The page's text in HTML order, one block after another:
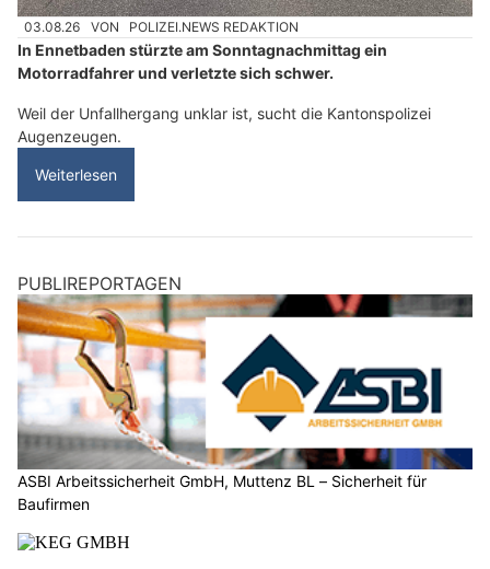
03.08.26 VON POLIZEI.NEWS REDAKTION
In Ennetbaden stürzte am Sonntagnachmittag ein
Motorradfahrer und verletzte sich schwer.
Weil der Unfallhergang unklar ist, sucht die Kantonspolizei
Augenzeugen.
Weiterlesen
PUBLIREPORTAGEN
ASBI Arbeitssicherheit GmbH, Muttenz BL – Sicherheit für
Baufirmen